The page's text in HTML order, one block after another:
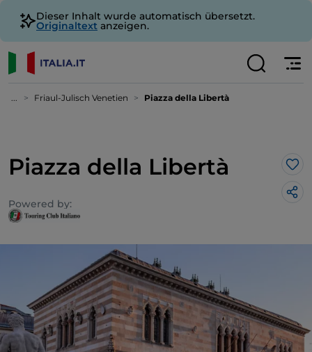
Dieser Inhalt wurde automatisch übersetzt.
Originaltext anzeigen.
... Friaul-Julisch Venetien Piazza della Libertà
Piazza della Libertà
Powered by: